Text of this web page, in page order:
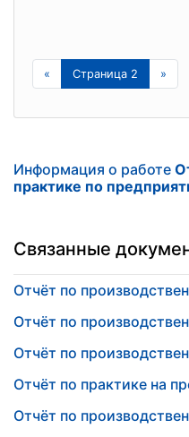
« Страница 2 »
Информация о работе
практике по
Связанные
Отчёт по
Отчёт по
Отчёт по
Отчёт по практике на
Отчёт по